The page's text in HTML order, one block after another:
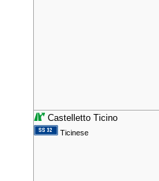
Castelletto Ticino
Ticinese